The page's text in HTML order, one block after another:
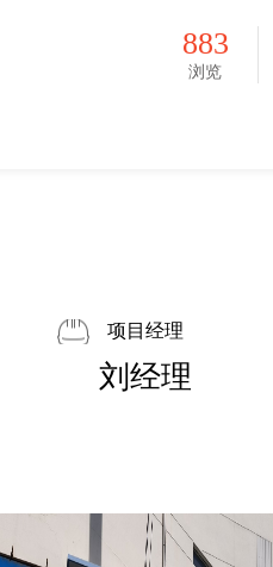
883
浏览
项目经理
刘经理